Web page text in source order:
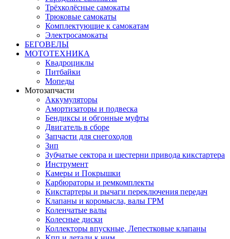
Трёхколёсные самокаты
Трюковые самокаты
Комплектующие к самокатам
Электросамокаты
БЕГОВЕЛЫ
МОТОТЕХНИКА
Квадроциклы
Питбайки
Мопеды
Мотозапчасти
Аккумуляторы
Амортизаторы и подвеска
Бендиксы и обгонные муфты
Двигатель в сборе
Запчасти для снегоходов
Зип
Зубчатые сектора и шестерни привода кикстартера
Инструмент
Камеры и Покрышки
Карбюраторы и ремкомплекты
Кикстартеры и рычаги переключения передач
Клапаны и коромысла, валы ГРМ
Коленчатые валы
Колесные диски
Коллекторы впускные, Лепестковые клапаны